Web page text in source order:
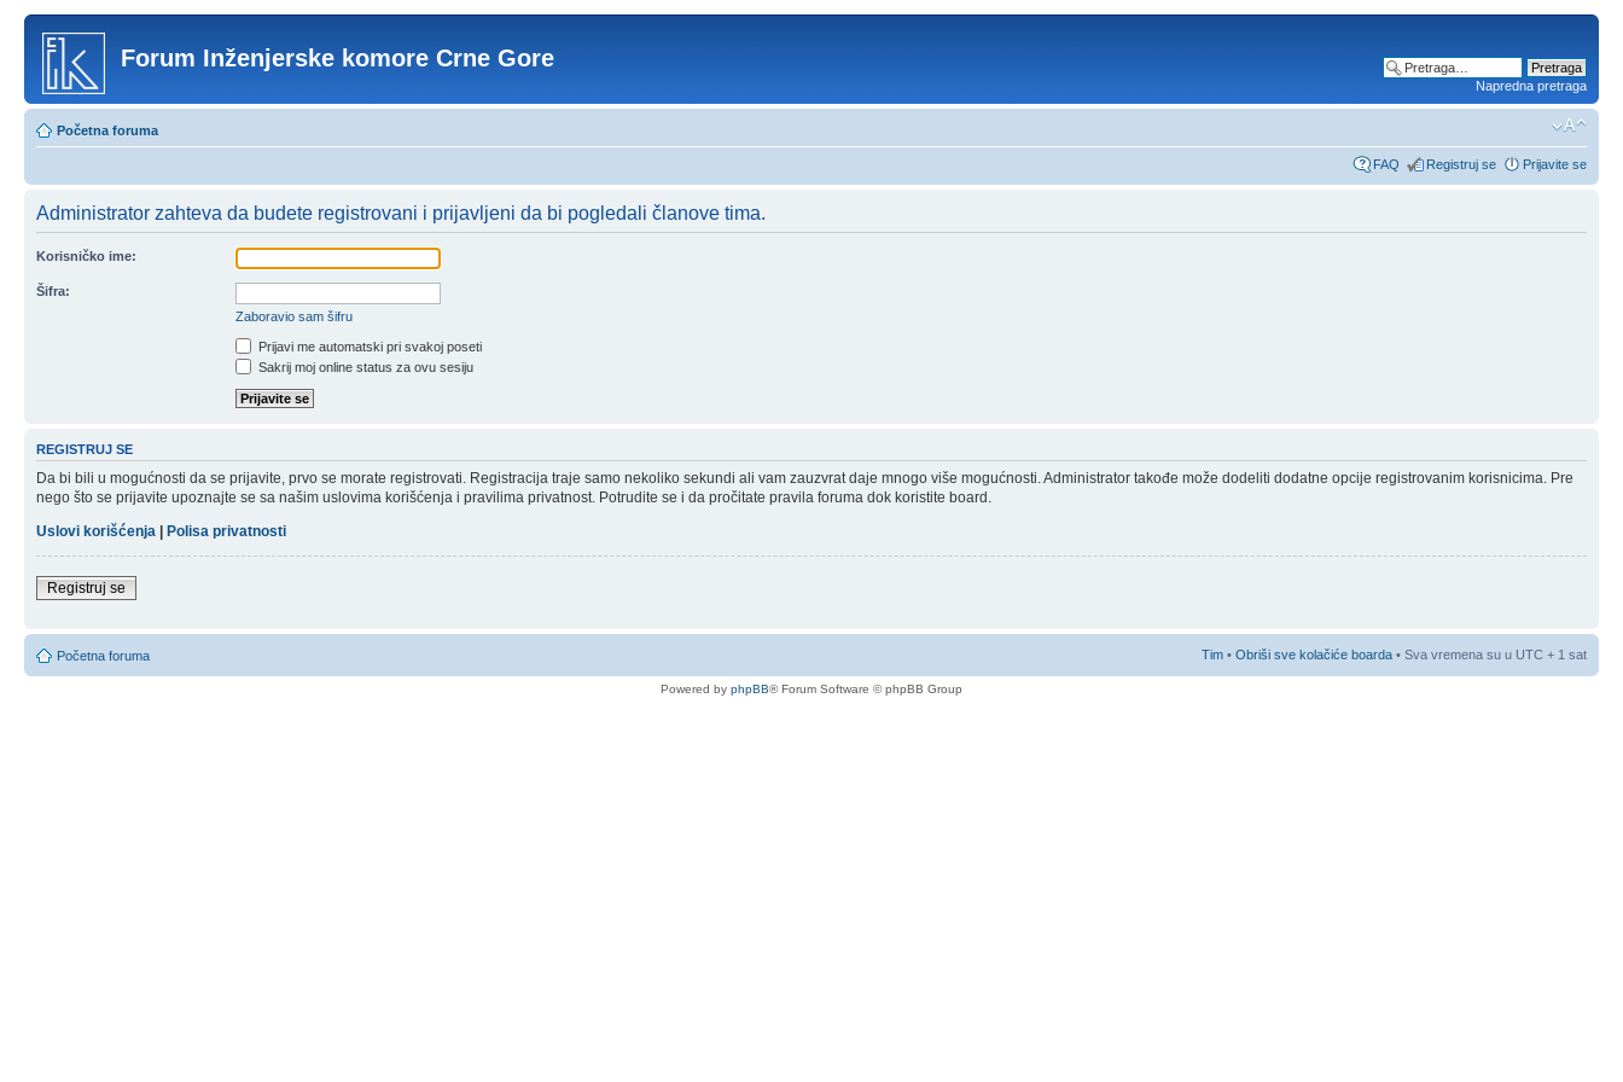
Forum Inženjerske komore Crne Gore
Napredna pretraga
Početna foruma
FAQ Registruj se Prijavite se
Administrator zahteva da budete registrovani i prijavljeni da bi pogledali članove tima.
Korisničko ime:
Šifra:
Zaboravio sam šifru
Prijavi me automatski pri svakoj poseti
Sakrij moj online status za ovu sesiju
REGISTRUJ SE
Da bi bili u mogućnosti da se prijavite, prvo se morate registrovati. Registracija traje samo nekoliko sekundi ali vam zauzvrat daje mnogo više mogućnosti. Administrator takođe može dodeliti dodatne opcije registrovanim korisnicima. Pre
nego što se prijavite upoznajte se sa našim uslovima korišćenja i pravilima privatnost. Potrudite se i da pročitate pravila foruma dok koristite board.
Uslovi korišćenja | Polisa privatnosti
Registruj se
Početna foruma Tim • Obriši sve kolačiće boarda • Sva vremena su u UTC + 1 sat
Powered by phpBB® Forum Software © phpBB Group